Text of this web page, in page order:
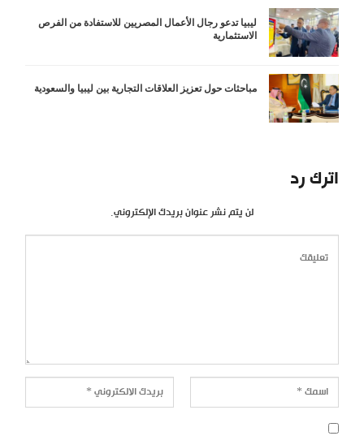
ليبيا تدعو رجال الأعمال المصريين للاستفادة من الفرص
الاستثمارية
مباحثات حول تعزيز العلاقات التجارية بين ليبيا والسعودية
اترك رد
لن يتم نشر عنوان بريدك الإلكتروني.